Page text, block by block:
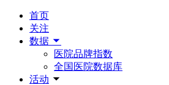
首页
关注
数据
医院品牌指数
全国医院数据库
活动